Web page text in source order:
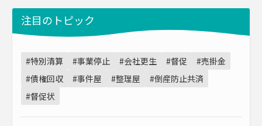
注目のトピック
#特別清算 #事業停止 #会社更生 #督促
#売掛金
#債権回収
#事件屋 #整理屋
#倒産防止共済
#督促状